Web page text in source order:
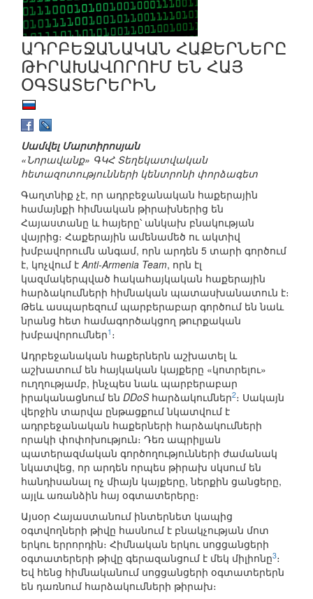
ԱԴՐԲԵՋԱՆԱԿԱՆ ՀԱՔԵՐՆԵՐԸ
ԹԻՐԱԽԱՎՈՐՈՒՄ ԵՆ ՀԱՅ
ՕԳՏԱՏԵՐԵՐԻՆ
Սամվել Մարտիրոսյան
«Նորավանք» ԳԿՀ Տեղեկատվական
հետազոտությունների կենտրոնի փորձագետ
Գաղտնիք չէ, որ ադրբեջանական հաքերային
համայնքի հիմնական թիրախներից են
Հայաստանը և հայերը՝ անկախ բնակության
վայրից։ Հաքերային ամենամեծ ու ակտիվ
խմբավորումն անգամ, որն արդեն 5 տարի գործում
է, կոչվում էAnti-Armenia Team, որն էլ
կազմակերպված հակահայկական հաքերային
հարձակումների հիմնական պատասխանատուն է։
Թեև ասպարեզում պարբերաբար գործում են նաև
նրանց հետ համագործակցող թուրքական
խմբավորումներ1 ։
Ադրբեջանական հաքերներն աշխատել և
աշխատում են հայկական կայքերը «կոտրելու»
ուղղությամբ, ինչպես նաև պարբերաբար
իրականացնում են DDoSհարձակումներ2։ Սակայն
վերջին տարվա ընթացքում նկատվում է
ադրբեջանական հաքերների հարձակումների
որակի փոփոխություն։ Դեռ ապրիլյան
պատերազմական գործողությունների ժամանակ
նկատվեց, որ արդեն որպես թիրախ սկսում են
հանդիսանալ ոչ միայն կայքերը, ներքին ցանցերը,
այլև առանձին հայ օգտատերերը։
Այսօր Հայաստանում ինտերնետ կապից
օգտվողների թիվը հասնում է բնակչության մոտ
երկու երրորդին։ Հիմնական երկու սոցցանցերի
օգտատերերի թիվը գերազանցում է մեկ միլիոնը3։
Եվ հենց հիմնականում սոցցանցերի օգտատերերն
են դառնում հարձակումների թիրախ։